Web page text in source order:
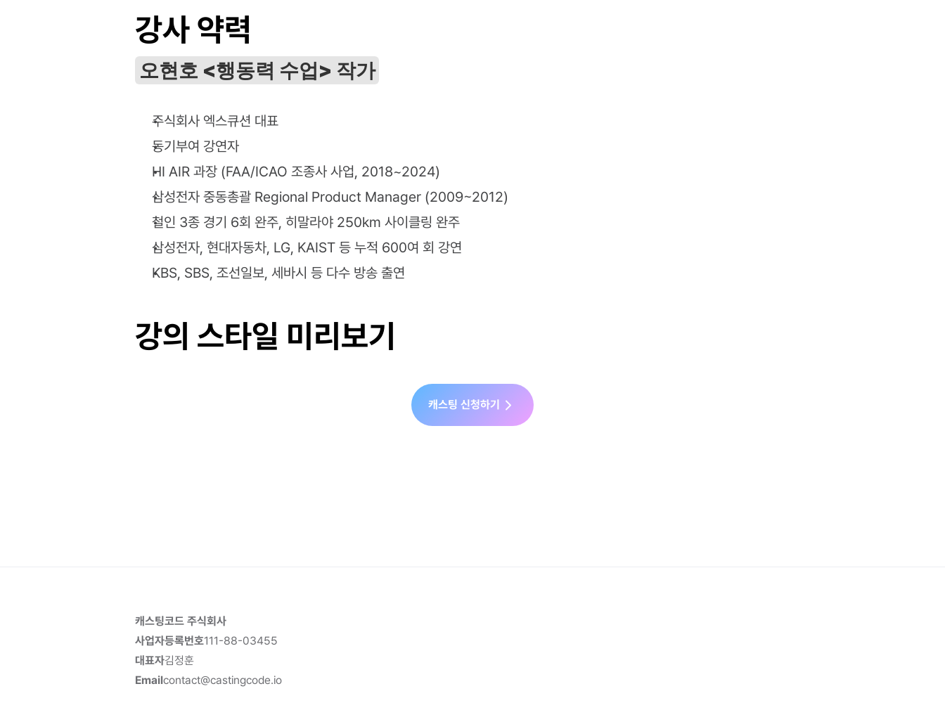
강사 약력
오현호 <행동력 수업> 작가
주식회사 엑스큐션 대표
동기부여 강연자
HI AIR 과장 (FAA/ICAO 조종사 사업, 2018~2024)
삼성전자 중동총괄 Regional Product Manager (2009~2012)
철인 3종 경기 6회 완주, 히말라야 250km 사이클링 완주
삼성전자, 현대자동차, LG, KAIST 등 누적 600여 회 강연
KBS, SBS, 조선일보, 세바시 등 다수 방송 출연
강의 스타일 미리보기
캐스팅 신청하기
캐스팅코드 주식회사
사업자등록번호111-88-03455
대표자김정훈
Emailcontact@castingcode.io